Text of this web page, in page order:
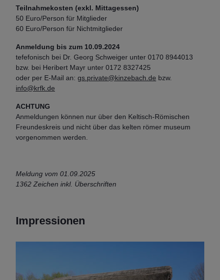
Teilnahmekosten (exkl. Mittagessen)
50 Euro/Person für Mitglieder
60 Euro/Person für Nichtmitglieder
Anmeldung bis zum 10.09.2024
tefefonisch bei Dr. Georg Schweiger unter 0170 8944013
bzw. bei Heribert Mayr unter 0172 8327425
oder per E-Mail an: gs.private@kinzebach.de bzw.
info@krfk.de
ACHTUNG
Anmeldungen können nur über den Keltisch-Römischen
Freundeskreis und nicht über das kelten römer museum
vorgenommen werden.
Meldung vom 01.09.2025
1362 Zeichen inkl. Überschriften
Impressionen